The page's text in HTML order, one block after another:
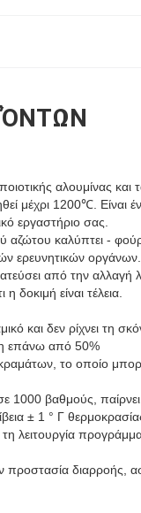
αλουμίνας και
μέχρι 1200℃. Είναι
εργαστήριο σας.
αζώτου καλύπτει -
ερευνητικών οργάνων.
από την
δοκιμή είναι τέλεια.
και δεν ρίχνει τη
επάνω από 50%
το οποίο
1000 βαθμούς,
± 1 ° Γ
λειτουργία
προστασία διαρροής,